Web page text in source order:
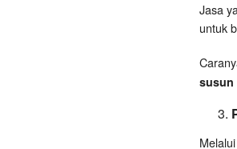
Jasa
untuk
susun